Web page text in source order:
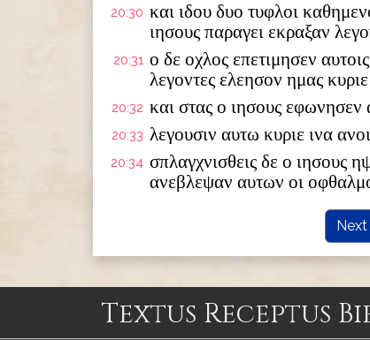
20:30 και ιδου δυο τυφλοι
ιησους παραγει εκραξαν
20:31 ο δε οχλος επετιμησεν
λεγοντες ελεησον ημας κυριε
20:32 και στας ο ιησους εφωνησεν
20:33 λεγουσιν αυτω κυριε ινα
20:34 σπλαγχνισθεις δε ο ιησους
ανεβλεψαν αυτων οι
Textus Receptus